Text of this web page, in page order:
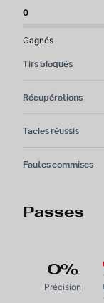
0
Gagnés
Tirs bloqués
Récupérations
Tacles réussis
Fautes commises
Passes
0%
Précision